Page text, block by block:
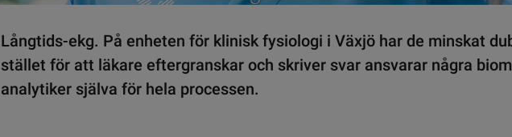
Långtids-ekg. På enheten för klinisk fysiologi i Växjö har de minskat
stället för att läkare eftergranskar och skriver svar ansvarar några
analytiker själva för hela processen.